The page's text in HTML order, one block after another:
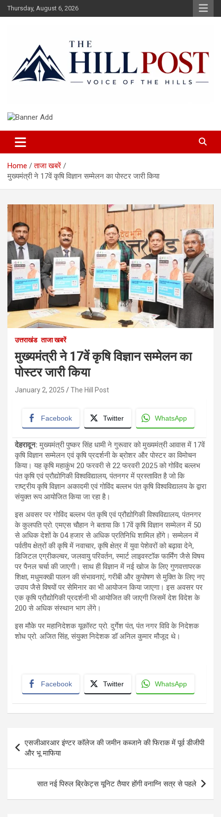
Skip
to
Thursday, August 6, 2026
The Hillpost
Home
ताजा खबरें
मुख्यमंत्री ने 17वें कृषि विज्ञान सम्मेलन का पोस्टर जारी किया
उत्तराखंड ताजा खबरें
मुख्यमंत्री ने 17वें कृषि विज्ञान सम्मेलन का
पोस्टर जारी किया
January 2, 2025 The Hill Post
Facebook Twitter WhatsApp
देहरादून:मुख्यमंत्री पुष्कर सिंह धामी ने गुरूवार को मुख्यमंत्री आवास में 17वें
कृषि विज्ञान सम्मेलन एवं कृषि प्रदर्शनी के ब्रोशर और पोस्टर का विमोचन
किया। यह कृषि महाकुंभ 20 फरवरी से 22 फरवरी 2025 को गोविंद बल्लभ
पंत कृषि एवं प्रौद्योगिकी विश्वविद्यालय, पंतनगर में प्रस्तावित है जो कि
राष्ट्रीय कृषि विज्ञान अकादमी एवं गोविंद बल्लभ पंत कृषि विश्वविद्यालय के द्वारा
संयुक्त रूप आयोजित किया जा रहा है।
इस अवसर पर गोविंद बल्लभ पंत कृषि एवं प्रौद्योगिकी विश्वविद्यालय, पंतनगर
के कुलपति प्रो. एमएस चौहान ने बताया कि 17वें कृषि विज्ञान सम्मेलन में 50
से अधिक देशों के 04 हजार से अधिक प्रतिनिधि शामिल होंगे। सम्मेलन में
पर्वतीय क्षेत्रों की कृषि में नवाचार, कृषि क्षेत्र में युवा पेशेवरों को बढ़ावा देने,
डिजिटल एग्रीकल्चर, जलवायु परिवर्तन, स्मार्ट लाइवस्टॉक फार्मिंग जैसे विषय
पर पैनल चर्चा की जाएगी। साथ ही विज्ञान में नई खोज के लिए गुणवत्तापरक
शिक्षा, मधुमक्खी पालन की संभावनाएं, गरीबी और कुपोषण से मुक्ति के लिए नए
उपाय जैसे विषयों पर सेमिनार का भी आयोजन किया जाएगा। इस अवसर पर
एक कृषि प्रौद्योगिकी प्रदर्शनी भी आयोजित की जाएगी जिसमें देश विदेश के
200 से अधिक संस्थान भाग लेंगे।
इस मौके पर महानिदेशक यूकॉस्ट प्रो. दुर्गेश पंत, पंत नगर विवि के निदेशक
शोध प्रो. अजित सिंह, संयुक्त निदेशक डॉ अनिल कुमार मौजूद थे।
Facebook Twitter WhatsApp
navigation
एसजीआरआर इंण्टर काॅलेज की जमीन कब्जाने की फिराक में पूर्व डीजीपी
और भू माफिया
सात नई पिरुल ब्रिकेट्स यूनिट तैयार होंगी वनाग्नि सत्र से पहले